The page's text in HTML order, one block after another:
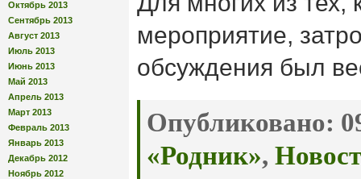
Октябрь 2013
Сентябрь 2013
Август 2013
Июль 2013
Июнь 2013
Май 2013
Апрель 2013
Март 2013
Февраль 2013
Январь 2013
Декабрь 2012
Ноябрь 2012
мероприятие,
обсуждения был
Опубликовано:
«Родник»,